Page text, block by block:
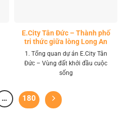
E.City Tân Đức – Thành phố
tri thức giữa lòng Long An
1. Tổng quan dự án E.City Tân
Đức – Vùng đất khởi đầu cuộc
sống
… 180